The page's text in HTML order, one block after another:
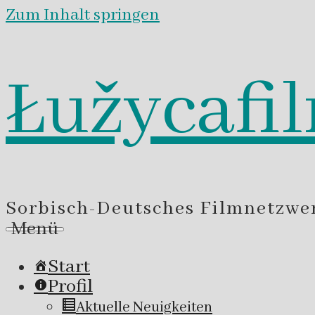
Zum Inhalt springen
Sorbisch-Deutsches
Menü
Start
Profil
Aktuelle Neuigkeiten